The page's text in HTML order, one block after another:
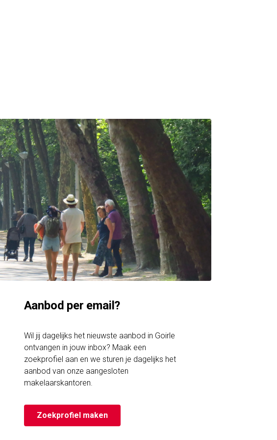
Aanbod per email?
Wil jij dagelijks het nieuwste aanbod in Goirle
ontvangen in jouw inbox? Maak een
zoekprofiel aan en we sturen je dagelijks het
aanbod van onze aangesloten
makelaarskantoren.
Zoekprofiel maken